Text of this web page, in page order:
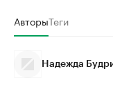
АвторыТеги
Надежда